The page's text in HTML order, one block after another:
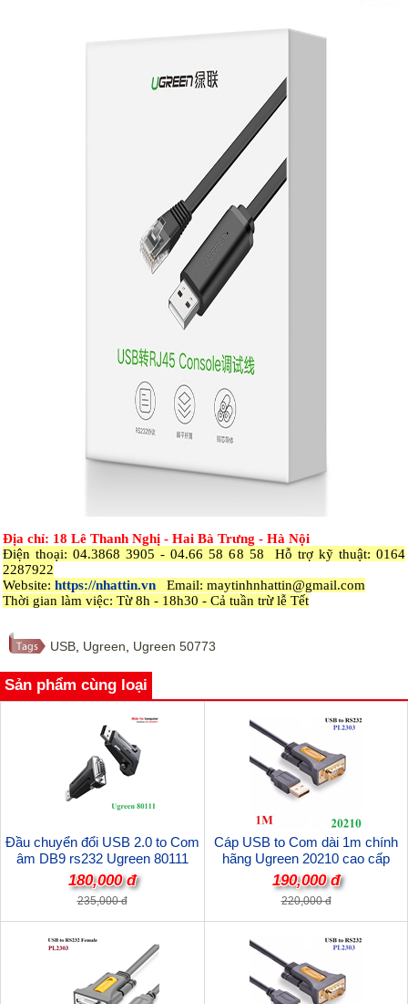
Địa chỉ: 18 Lê Thanh Nghị - Hai Bà Trưng - Hà Nội
Điện thoại: 04.3868 3905 - 04.66 58 68 58 Hỗ trợ kỹ thuật: 0164
2287922
Website: https://nhattin.vn Email: maytinhnhattin@gmail.com
Thời gian làm việc: Từ 8h - 18h30 - Cả tuần trừ lễ Tết
USB Ugreen Ugreen 50773
Sản phẩm cùng loại
Đầu chuyển đổi USB 2.0 to Com
âm DB9 rs232 Ugreen 80111
chính hãng
180,000 đ
235,000 đ
Cáp USB to Com dài 1m chính
hãng Ugreen 20210 cao cấp
190,000 đ
220,000 đ